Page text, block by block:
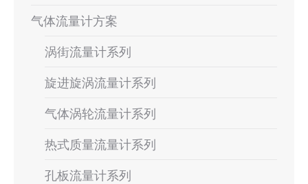
气体流量计方案
涡街流量计系列
旋进旋涡流量计系列
气体涡轮流量计系列
热式质量流量计系列
孔板流量计系列